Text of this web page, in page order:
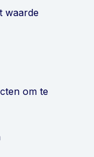
waarde
om te